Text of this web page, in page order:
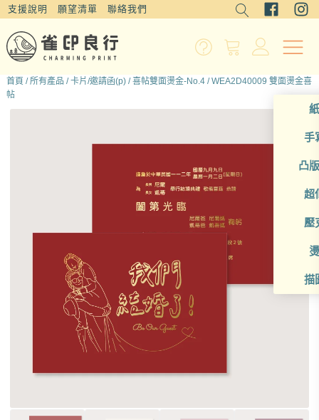
支援說明 願望清單 聯絡我們
手
凸
超
壓
描
首頁 /所有產品 /卡片/邀請函(p)/喜帖雙面燙金-No.4/ WEA2D40009 雙面燙金喜
帖